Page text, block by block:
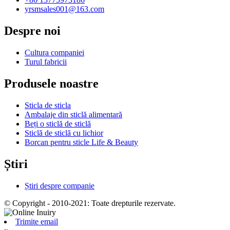
yrsmsales001@163.com
Despre noi
Cultura companiei
Turul fabricii
Produsele noastre
Sticla de sticla
Ambalaje din sticlă alimentară
Beți o sticlă de sticlă
Sticlă de sticlă cu lichior
Borcan pentru sticle Life & Beauty
Știri
Știri despre companie
© Copyright - 2010-2021: Toate drepturile rezervate.
Trimite email